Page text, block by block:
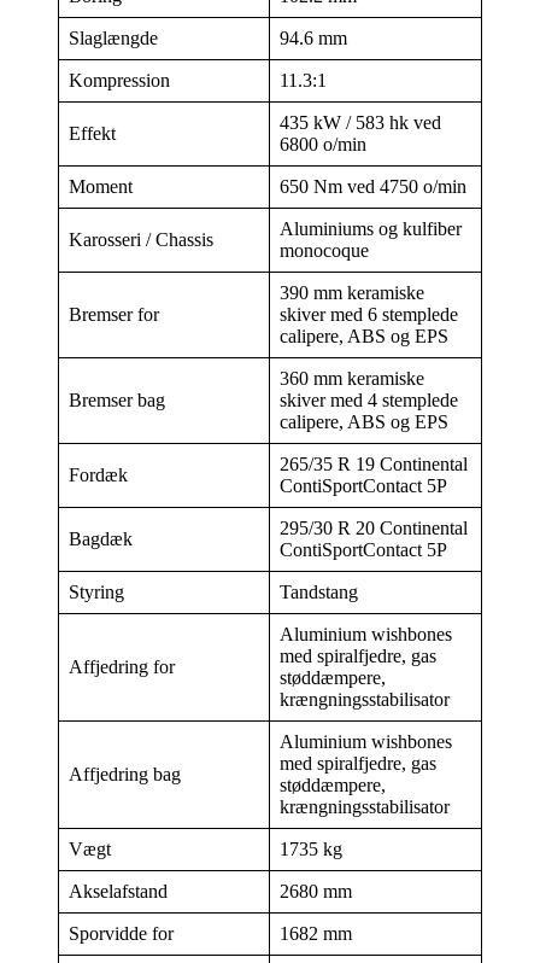
Slaglængde 94.6 mm
Kompression 11.3:1
Effekt
435 kW / 583 hk ved
6800 o/min
Moment 650 Nm ved 4750 o/min
Karosseri / Chassis
Aluminiums og kulfiber
monocoque
Bremser for
390 mm keramiske
skiver med 6 stemplede
calipere, ABS og EPS
Bremser bag
360 mm keramiske
skiver med 4 stemplede
calipere, ABS og EPS
Fordæk
265/35 R 19 Continental
ContiSportContact 5P
Bagdæk
295/30 R 20 Continental
ContiSportContact 5P
Styring Tandstang
Affjedring for
Aluminium wishbones
med spiralfjedre, gas
støddæmpere,
krængningsstabilisator
Affjedring bag
Aluminium wishbones
med spiralfjedre, gas
støddæmpere,
krængningsstabilisator
Vægt 1735 kg
Akselafstand 2680 mm
Sporvidde for 1682 mm